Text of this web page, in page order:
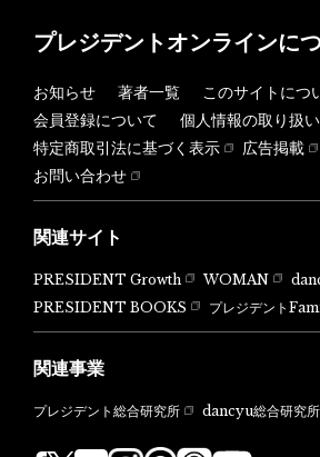
プレジデントオンラインに
お知らせ 著者一覧
このサイトにつ
会員登録について
個人情報の取り扱い
特定商取引法に基づく表示
広告掲載
お問い合わせ
関連サイト
PRESIDENT Growth WOMAN
PRESIDENT BOOKS
プレジデント
関連事業
プレジデント総合研究所 dancyu総合研究所